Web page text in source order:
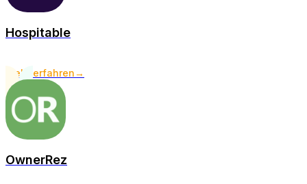
Hospitable
Mehr erfahren→
OwnerRez